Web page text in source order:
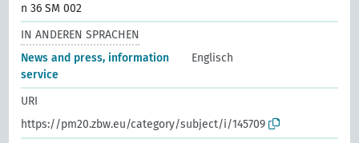
n 36 SM 002
IN ANDEREN SPRACHEN
News and press, information
service
Englisch
URI
https://pm20.zbw.eu/category/subject/i/145709